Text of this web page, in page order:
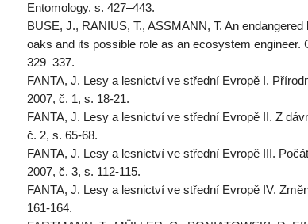
Entomology. s. 427–443.
BUSE, J., RANIUS, T., ASSMANN, T. An
oaks and its possible role as an ecosystem engineer.
329–337.
FANTA, J. Lesy a lesnictví ve střední Evropě I.
2007, č. 1, s. 18-21.
FANTA, J. Lesy a lesnictví ve střední Evropě II. Z
č. 2, s. 65-68.
FANTA, J. Lesy a lesnictví ve střední Evropě III.
2007, č. 3, s. 112-115.
FANTA, J. Lesy a lesnictví ve střední Evropě IV.
161-164.